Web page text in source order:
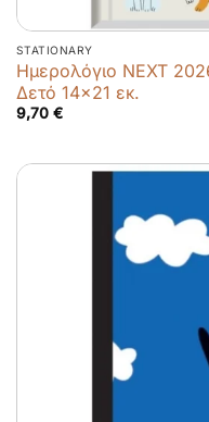
STATIONARY
Ημερολόγιο NEXT
Δετό 14×21 εκ.
9,70 €